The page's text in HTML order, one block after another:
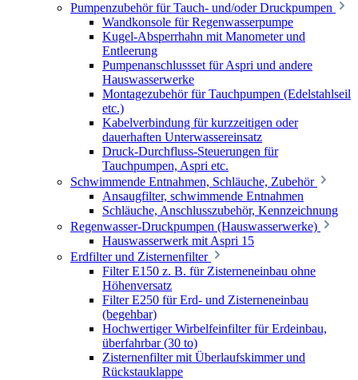
Pumpenzubehör für Tauch- und/oder Druckpumpen
Wandkonsole für Regenwasserpumpe
Kugel-Absperrhahn mit Manometer und
Entleerung
Pumpenanschlussset für Aspri und andere
Hauswasserwerke
Montagezubehör für Tauchpumpen (Edelstahlseil
etc.)
Kabelverbindung für kurzzeitigen oder
dauerhaften Unterwassereinsatz
Druck-Durchfluss-Steuerungen für
Tauchpumpen, Aspri etc.
Schwimmende Entnahmen, Schläuche, Zubehör
Ansaugfilter, schwimmende Entnahmen
Schläuche, Anschlusszubehör, Kennzeichnung
Regenwasser-Druckpumpen (Hauswasserwerke)
Hauswasserwerk mit Aspri 15
Erdfilter und Zisternenfilter
Filter E150 z. B. für Zisterneneinbau ohne
Höhenversatz
Filter E250 für Erd- und Zisterneneinbau
(begehbar)
Hochwertiger Wirbelfeinfilter für Erdeinbau,
überfahrbar (30 to)
Zisternenfilter mit Überlaufskimmer und
Rückstauklappe